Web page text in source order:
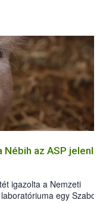
Nébih az ASP
igazolta a Nemzeti
egy